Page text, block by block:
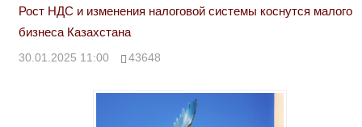
Рост НДС и изменения налоговой системы коснутся малого
бизнеса Казахстана
30.01.2025 11:00 43648